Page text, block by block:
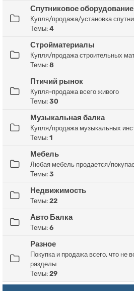
Спутниковое оборудование
Купля/продажа/установка
Темы: 4
Стройматериалы
Купля/продажа строительных
Темы: 8
Птичий рынок
Купля-продажа всего живого
Темы: 30
Музыкальная балка
Купля/продажа музыкальных
Темы: 1
Мебель
Любая мебель продается/
Темы: 3
Недвижимость
Темы: 22
Авто Балка
Темы: 6
Разное
Покупка и продажа всего, что
разделы
Темы: 29